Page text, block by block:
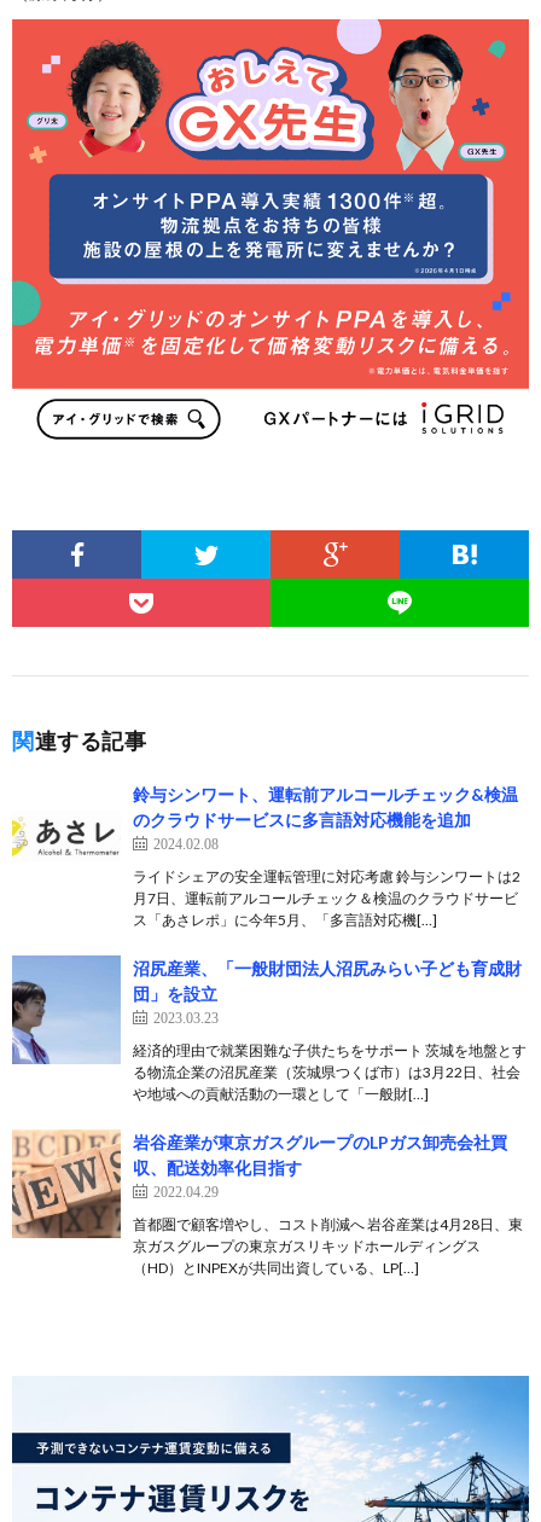
関連する記事
鈴与シンワート、運転前アルコールチェック&検温
のクラウドサービスに多言語対応機能を追加
2024.02.08
ライドシェアの安全運転管理に対応考慮 鈴与シンワートは2
月7日、運転前アルコールチェック＆検温のクラウドサービ
ス「あさレポ」に今年5月、「多言語対応機[…]
沼尻産業、「一般財団法人沼尻みらい子ども育成財
団」を設立
2023.03.23
経済的理由で就業困難な子供たちをサポート 茨城を地盤とす
る物流企業の沼尻産業（茨城県つくば市）は3月22日、社会
や地域への貢献活動の一環として「一般財[…]
岩谷産業が東京ガスグループのLPガス卸売会社買
収、配送効率化目指す
2022.04.29
首都圏で顧客増やし、コスト削減へ 岩谷産業は4月28日、東
京ガスグループの東京ガスリキッドホールディングス
（HD）とINPEXが共同出資している、LP[…]